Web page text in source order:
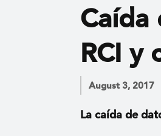
Caída
RCI y
August 3, 2017
La caída de